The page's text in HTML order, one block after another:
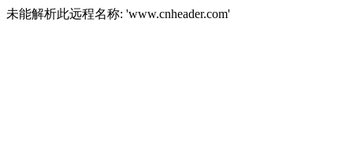
未能解析此远程名称: 'www.cnheader.com'